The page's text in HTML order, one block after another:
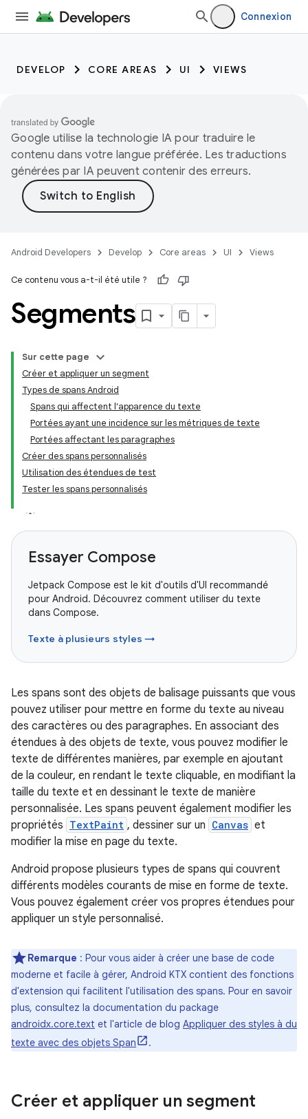
Connexion
DEVELOP CORE AREAS UI VIEWS
Google utilise la technologie IA pour traduire le
contenu dans votre langue préférée. Les traductions
générées par IA peuvent contenir des erreurs.
Android Developers Develop Core areas UI Views
Ce contenu vous a-t-il été utile ?
Segments
Sur cette page
Créer et appliquer un segment
Types de spans Android
Spans qui affectent l'apparence du texte
Portées ayant une incidence sur les métriques de texte
Portées affectant les paragraphes
Créer des spans personnalisés
Utilisation des étendues de test
Tester les spans personnalisés
Essayer Compose
Jetpack Compose est le kit d'outils d'UI recommandé
pour Android. Découvrez comment utiliser du texte
dans Compose.
Texte à plusieurs styles →
Les spans sont des objets de balisage puissants que vous
pouvez utiliser pour mettre en forme du texte au niveau
des caractères ou des paragraphes. En associant des
étendues à des objets de texte, vous pouvez modifier le
texte de différentes manières, par exemple en ajoutant
de la couleur, en rendant le texte cliquable, en modifiant la
taille du texte et en dessinant le texte de manière
personnalisée. Les spans peuvent également modifier les
propriétés TextPaint , dessiner sur un Canvas et
modifier la mise en page du texte.
Android propose plusieurs types de spans qui couvrent
différents modèles courants de mise en forme de texte.
Vous pouvez également créer vos propres étendues pour
appliquer un style personnalisé.
Remarque : Pour vous aider à créer une base de code
moderne et facile à gérer, Android KTX contient des fonctions
d'extension qui facilitent l'utilisation des spans. Pour en savoir
plus, consultez la documentation du package
androidx.core.text et l'article de blog Appliquer des styles à du
texte avec des objets Span
.
Créer et appliquer un segment